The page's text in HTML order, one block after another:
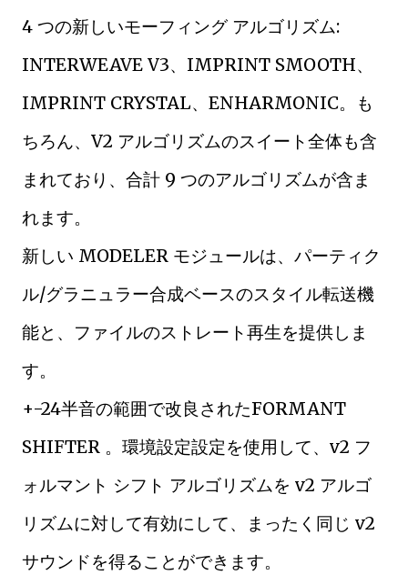
4 つの新しいモーフィング アルゴリズム:
INTERWEAVE V3、IMPRINT SMOOTH、
IMPRINT CRYSTAL、ENHARMONIC。も
ちろん、V2 アルゴリズムのスイート全体も含
まれており、合計 9 つのアルゴリズムが含ま
れます。
新しい MODELER モジュールは、パーティク
ル/グラニュラー合成ベースのスタイル転送機
能と、ファイルのストレート再生を提供しま
す。
+-24半音の範囲で改良されたFORMANT
SHIFTER 。環境設定設定を使用して、v2 フ
ォルマント シフト アルゴリズムを v2 アルゴ
リズムに対して有効にして、まったく同じ v2
サウンドを得ることができます。